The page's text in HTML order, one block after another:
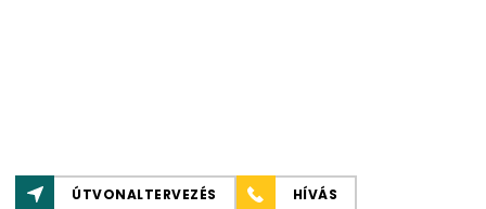
ÚTVONALTERVEZÉS HÍVÁS